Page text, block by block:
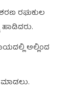
ರಘುಕುಲ
ಅಲ್ಲಿಂದ